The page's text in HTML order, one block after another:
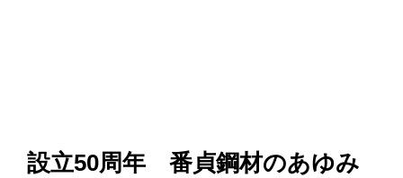
設立50周年 番貞鋼材のあゆみ